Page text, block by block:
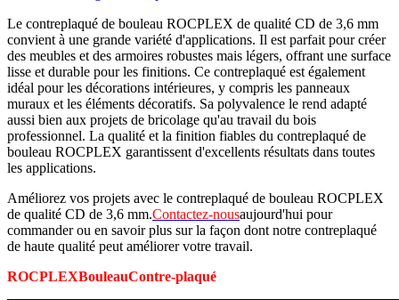
Le contreplaqué de bouleau ROCPLEX de qualité CD de 3,6 mm
convient à une grande variété d'applications. Il est parfait pour créer
des meubles et des armoires robustes mais légers, offrant une surface
lisse et durable pour les finitions. Ce contreplaqué est également
idéal pour les décorations intérieures, y compris les panneaux
muraux et les éléments décoratifs. Sa polyvalence le rend adapté
aussi bien aux projets de bricolage qu'au travail du bois
professionnel. La qualité et la finition fiables du contreplaqué de
bouleau ROCPLEX garantissent d'excellents résultats dans toutes
les applications.
Améliorez vos projets avec le contreplaqué de bouleau ROCPLEX
de qualité CD de 3,6 mm.Contactez-nousaujourd'hui pour
commander ou en savoir plus sur la façon dont notre contreplaqué
de haute qualité peut améliorer votre travail.
ROCPLEXBouleauContre-plaqué